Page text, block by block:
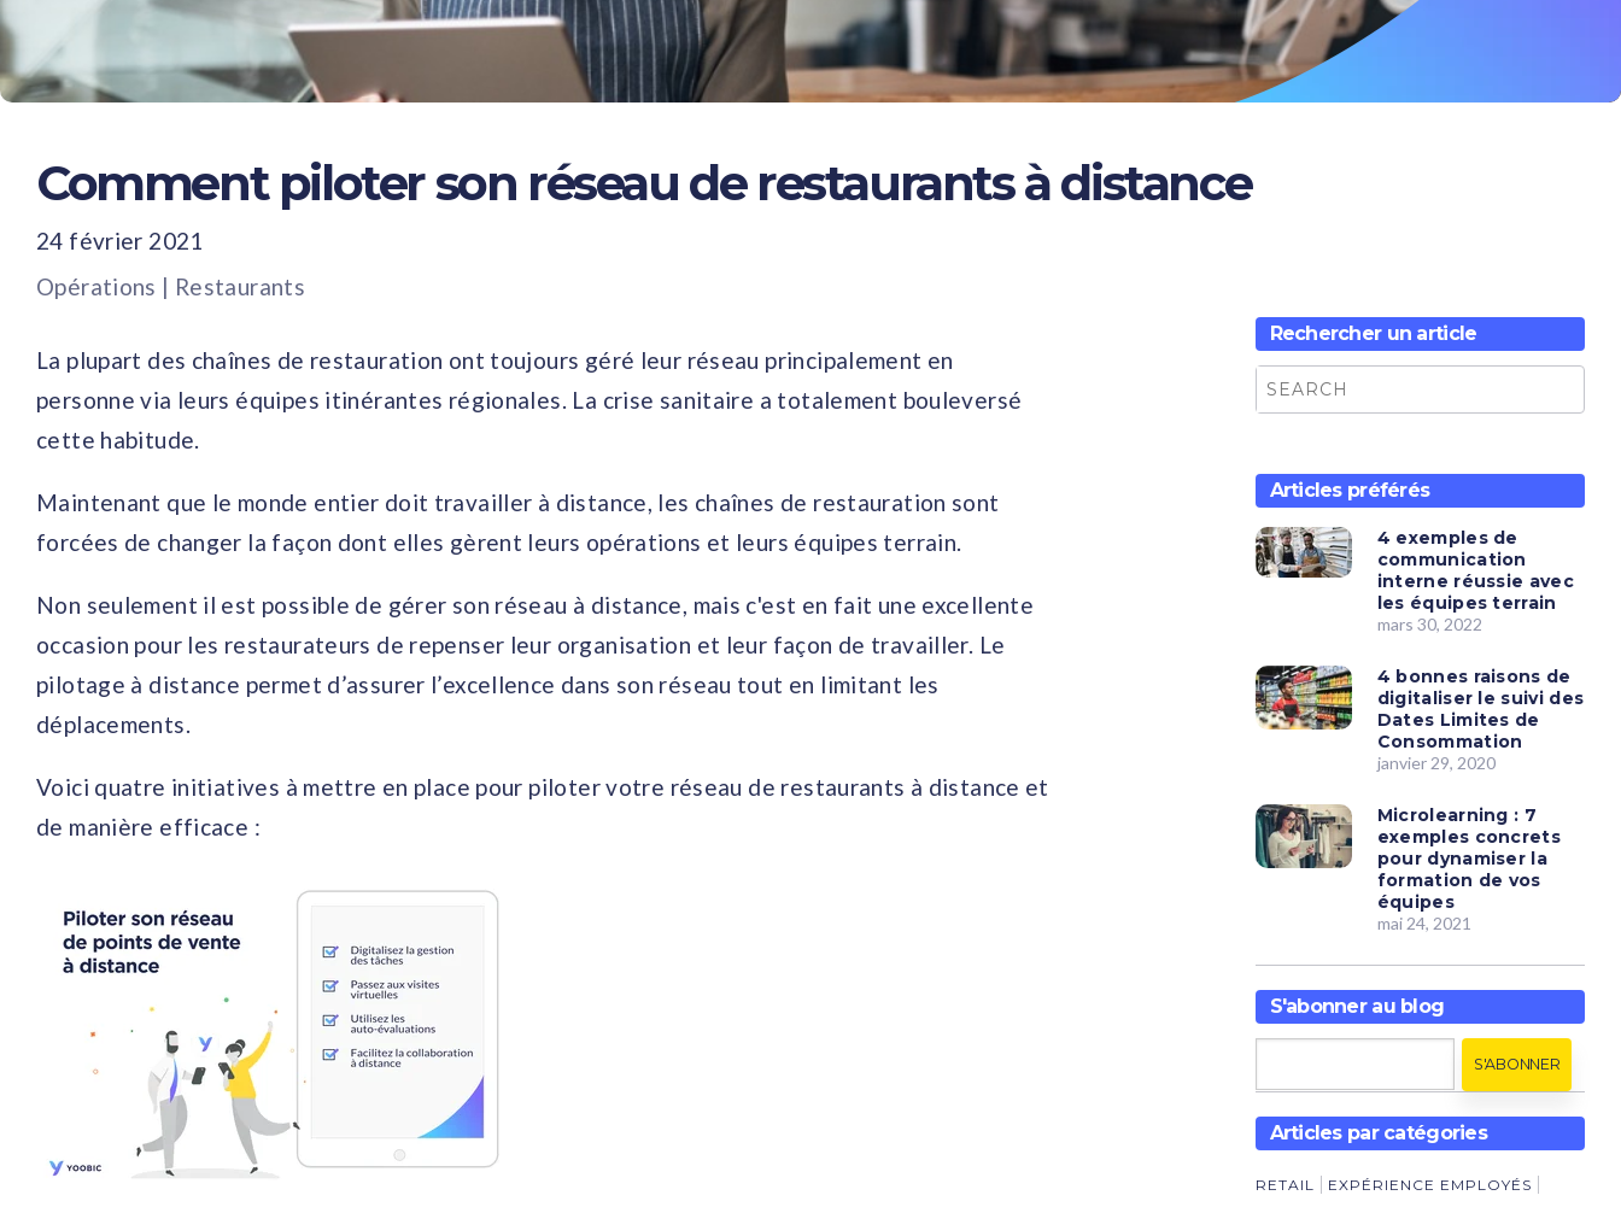
Comment piloter son réseau de restaurants à distance
24 février 2021
Opérations | Restaurants
La plupart des chaînes de restauration ont toujours géré leur réseau principalement en
personne via leurs équipes itinérantes régionales. La crise sanitaire a totalement bouleversé
cette habitude.
Maintenant que le monde entier doit travailler à distance, les chaînes de restauration sont
forcées de changer la façon dont elles gèrent leurs opérations et leurs équipes terrain.
Non seulement il est possible de gérer son réseau à distance, mais c'est en fait une excellente
occasion pour les restaurateurs de repenser leur organisation et leur façon de travailler. Le
pilotage à distance permet d’assurer l’excellence dans son réseau tout en limitant les
déplacements.
Voici quatre initiatives à mettre en place pour piloter votre réseau de restaurants à distance et
de manière efficace :
Rechercher un article
Articles préférés
4 exemples de
communication
interne réussie avec
les équipes terrain
mars 30, 2022
4 bonnes raisons de
digitaliser le suivi des
Dates Limites de
Consommation
janvier 29, 2020
Microlearning : 7
exemples concrets
pour dynamiser la
formation de vos
équipes
mai 24, 2021
S'abonner au blog
Articles par catégories
RETAIL
EXPÉRIENCE EMPLOYÉS